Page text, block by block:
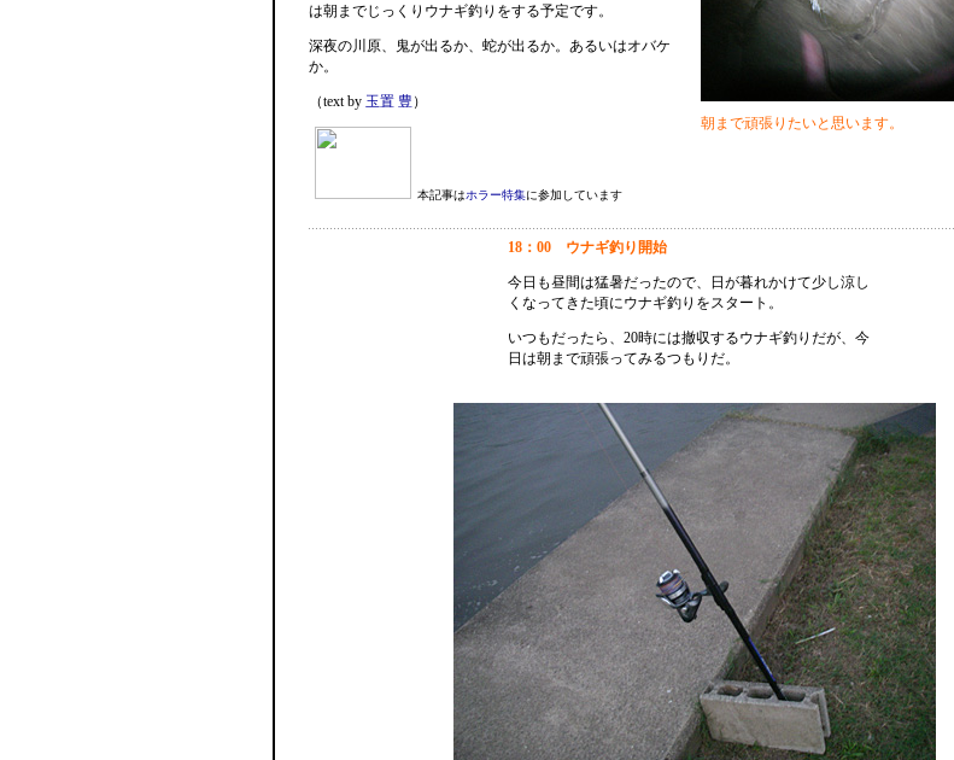
朝まで頑張りたいと思います。
は朝までじっくりウナギ釣りをする予定です。
深夜の川原、鬼が出るか、蛇が出るか。あるいはオバケ
か。
（text by 玉置 豊 ）
本記事はホラー特集に参加しています
18：00 ウナギ釣り開始
今日も昼間は猛暑だったので、日が暮れかけて少し涼し
くなってきた頃にウナギ釣りをスタート。
いつもだったら、20時には撤収するウナギ釣りだが、今
日は朝まで頑張ってみるつもりだ。